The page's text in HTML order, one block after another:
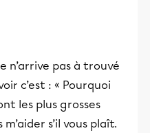
n’arrive pas à trouvé
c’est : « Pourquoi
les plus grosses
s’il vous plaît.